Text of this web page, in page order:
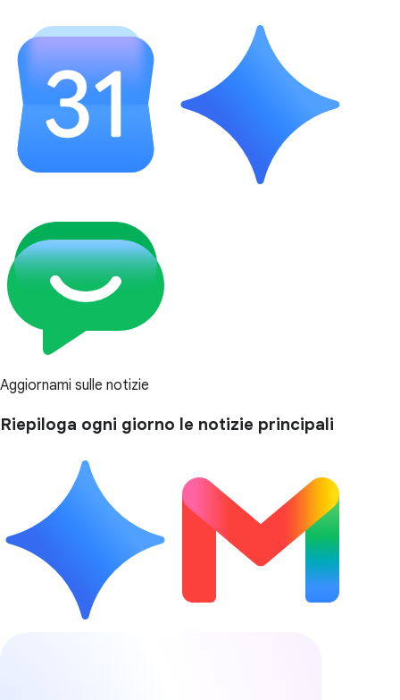
Aggiornami sulle notizie
Riepiloga ogni giorno le notizie principali